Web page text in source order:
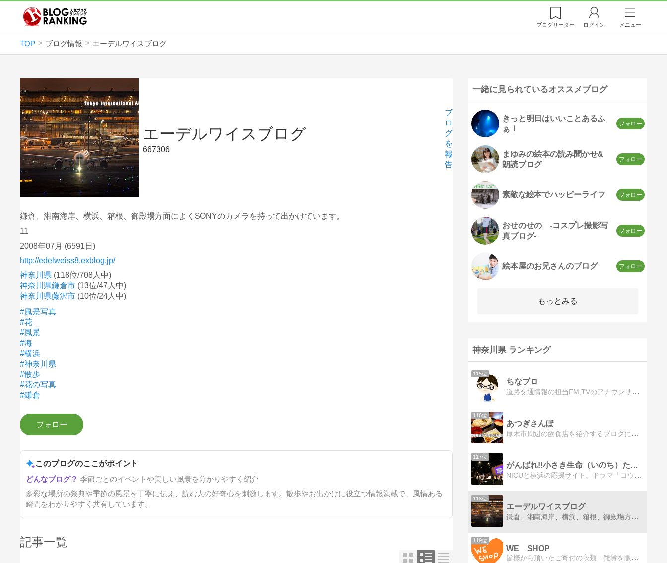
ブログリーダー ログイン メニュー
TOP ブログ情報 エーデルワイスブログ
エーデルワイスブログ
667306
ブ
ロ
グ
を
報
告
鎌倉、湘南海岸、横浜、箱根、御殿場方面によくSONYのカメラを持って出かけています。
11
2008年07月 (6591日)
http://edelweiss8.exblog.jp/
神奈川県 (118位/708人中)
神奈川県鎌倉市 (13位/47人中)
神奈川県藤沢市 (10位/24人中)
#風景写真
#花
#風景
#海
#横浜
#神奈川県
#散歩
#花の写真
#鎌倉
このブログのここがポイント
季節ごとのイベントや美しい風景を分かりやすく紹介
多彩な場所の祭典や季節の風景を丁寧に伝え、読む人の好奇心を刺激します。散歩やお出かけに役立つ情報満載で、風情ある
瞬間をわかりやすく共有しています。
記事一覧
一緒に見られているオススメブログ
きっと明日はいいことあるふ
ぁ！
まゆみの絵本の読み聞かせ&
朗読ブログ
素敵な絵本でハッピーライフ
おせのせの -コスプレ撮影写
真ブログ-
絵本屋のお兄さんのブログ
もっとみる
神奈川県 ランキング
115位
ちなブロ
道路交通情報の担当FM,TVのアナウンサー情報、「はなまる」レポート・アニメ情報（不定期）
116位
あつぎさんぽ
厚木市周辺の飲食店を紹介するブログになります。
117位
がんばれ!!小さき生命（いのち）たちよ
NICUと横浜の応援サイト。ドラマ「コウノドリ」の撮影協力、子供達や子供達のためにがんばっている人達を紹介・応援しています。
118位
エーデルワイスブログ
鎌倉、湘南海岸、横浜、箱根、御殿場方面によくSONYのカメラを持って出かけています。
119位
WE SHOP
皆様から頂いたご寄付の衣類・雑貨を販売するリユース・ショップ「WEショップ」を運営し、収益はアジア中心の団体等に民際協力をしています。